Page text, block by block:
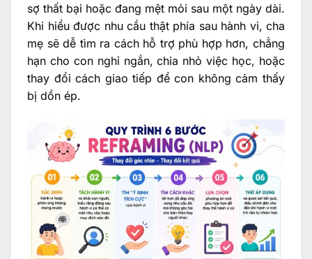
sợ thất bại hoặc đang mệt mỏi sau một ngày dài.
Khi hiểu được nhu cầu thật phía sau hành vi, cha
mẹ sẽ dễ tìm ra cách hỗ trợ phù hợp hơn, chẳng
hạn cho con nghỉ ngắn, chia nhỏ việc học, hoặc
thay đổi cách giao tiếp để con không cảm thấy
bị dồn ép.